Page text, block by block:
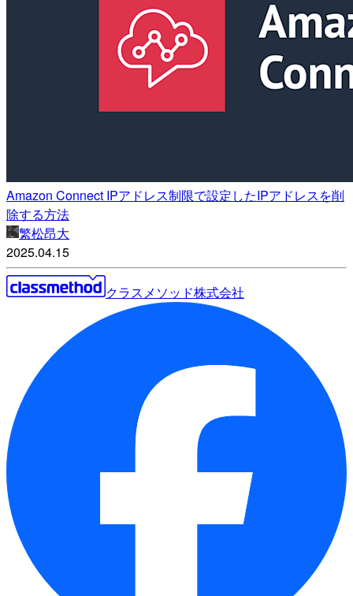
Amazon Connect IPアドレス制限で設定したIPアドレスを削
除する方法
繁松昂大
2025.04.15
クラスメソッド株式会社